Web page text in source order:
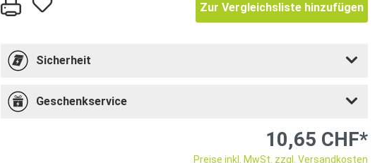
Zur Vergleichsliste hinzufügen
Sicherheit
Geschenkservice
10,65 CHF*
Preise inkl. MwSt. zzgl. Versandkosten